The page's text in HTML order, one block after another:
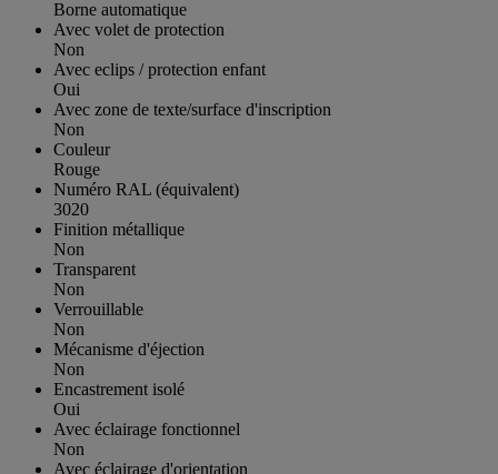
Borne automatique
Avec volet de protection
Non
Avec eclips / protection enfant
Oui
Avec zone de texte/surface d'inscription
Non
Couleur
Rouge
Numéro RAL (équivalent)
3020
Finition métallique
Non
Transparent
Non
Verrouillable
Non
Mécanisme d'éjection
Non
Encastrement isolé
Oui
Avec éclairage fonctionnel
Non
Avec éclairage d'orientation